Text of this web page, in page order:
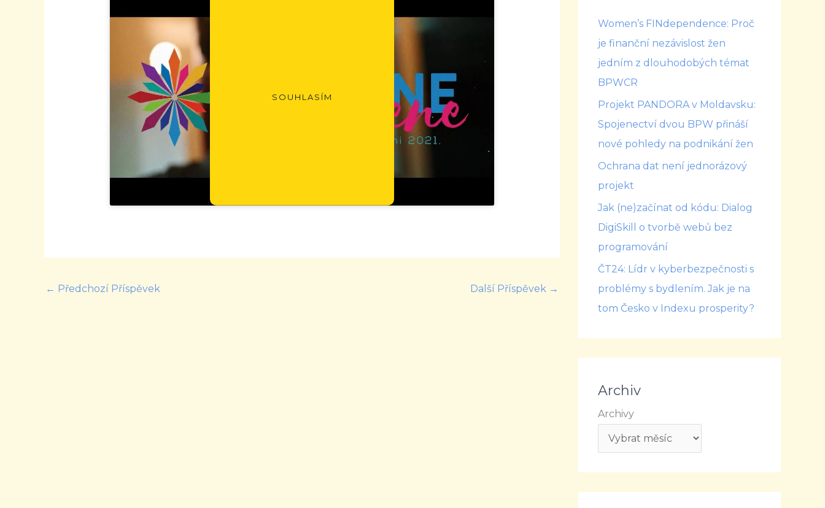
SOUHLASÍM
← Předchozí Příspěvek Další Příspěvek →
Women’s FINdependence: Proč
je finanční nezávislost žen
jedním z dlouhodobých témat
BPWCR
Projekt PANDORA v Moldavsku:
Spojenectví dvou BPW přináší
nové pohledy na podnikání žen
Ochrana dat není jednorázový
projekt
Jak (ne)začínat od kódu: Dialog
DigiSkill o tvorbě webů bez
programování
ČT24: Lídr v kyberbezpečnosti s
problémy s bydlením. Jak je na
tom Česko v Indexu prosperity?
Archiv
Archivy